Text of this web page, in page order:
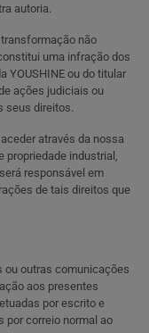
autoria.
não
uma infração dos
YOUSHINE ou do titular
ações judiciais ou
seus direitos.
através da nossa
propriedade industrial,
responsável em
de tais direitos que
ou outras comunicações
aos presentes
por escrito e
por correio normal ao